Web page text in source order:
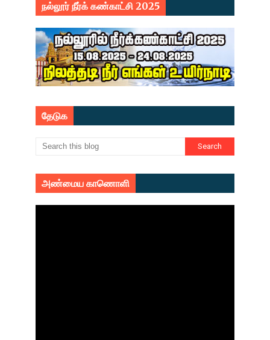
நல்லூர் நீர்க் கண்காட்சி 2025
தேடுக
அண்மைய காணொளி